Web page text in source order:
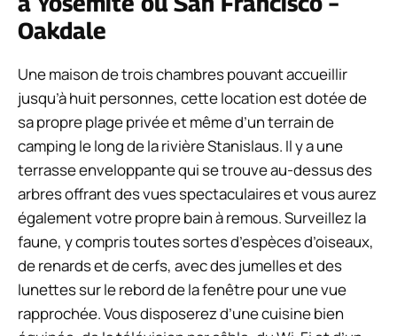
Oakdale
Une maison de trois chambres pouvant accueillir
jusqu’à huit personnes, cette location est dotée de
sa propre plage privée et même d’un terrain de
camping le long de la rivière Stanislaus. Il y a une
terrasse enveloppante qui se trouve au-dessus des
arbres offrant des vues spectaculaires et vous aurez
également votre propre bain à remous. Surveillez la
faune, y compris toutes sortes d’espèces d’oiseaux,
de renards et de cerfs, avec des jumelles et des
lunettes sur le rebord de la fenêtre pour une vue
rapprochée. Vous disposerez d’une cuisine bien